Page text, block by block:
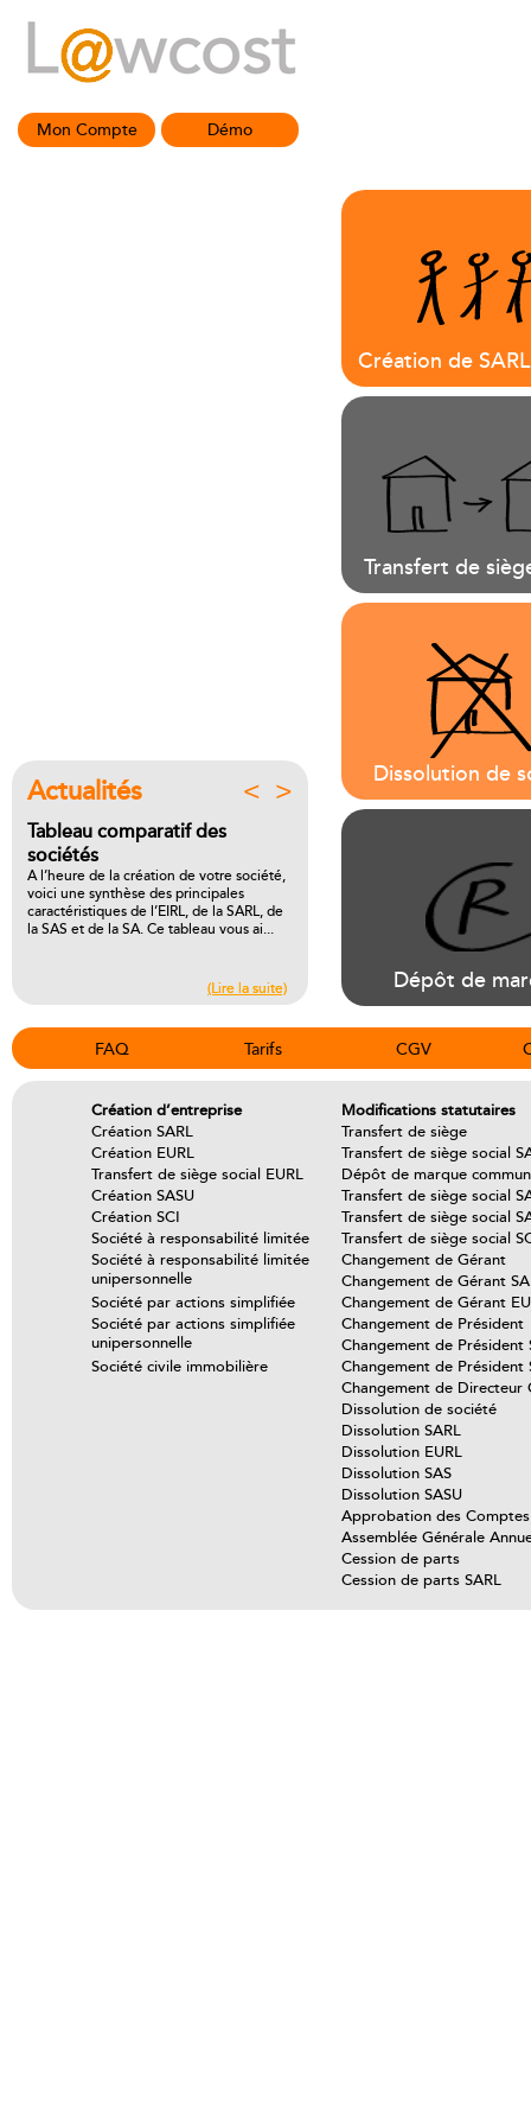
Mon Compte Démo
Actualités < >
SARL ou SAS, quelle structure
choisir pour votre activité ?
Une étude de marché prometteuse, un
prévisionnel achevé, une équipe
motivée, un banquier prêt à vous
suivre… Vous êtes enfin prêt à vous
(Lire la suite)
Création de
Transfert de
Dissolution de
Dépôt de
FAQ Tarifs CGV
Création d’entreprise
Modifications statutaires
Création SARL
Transfert de siège
Création EURL
Transfert de siège social
Transfert de siège social EURL
Dépôt de marque
Création SASU
Transfert de siège social
Création SCI
Transfert de siège social
Société à responsabilité limitée
Transfert de siège social
Société à responsabilité limitée
unipersonnelle
Changement de Gérant
Changement de Gérant
Société par actions simplifiée
Changement de Gérant
Société par actions simplifiée
unipersonnelle
Changement de Président
Changement de Président
Société civile immobilière
Changement de Président
Changement de Directeur
Dissolution de société
Dissolution SARL
Dissolution EURL
Dissolution SAS
Dissolution SASU
Approbation des Comptes
Assemblée Générale
Cession de parts
Cession de parts SARL